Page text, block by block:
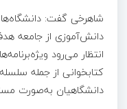
شاهرخی گفت:
دانش‌آموزی از جامعه
انتظار می‌رود
کتابخوانی از جمله
دانشگاهیان به‌صورت